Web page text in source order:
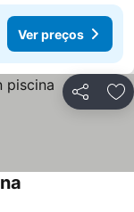
Ver preços
Partilhar